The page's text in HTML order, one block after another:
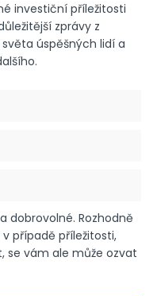
investiční příležitosti
zprávy z
úspěšných lidí a
dobrovolné. Rozhodně
případě příležitosti,
se vám ale může ozvat